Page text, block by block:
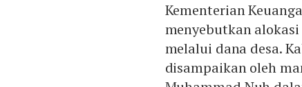
Kementerian
menyebutkan
melalui dana desa.
disampaikan oleh